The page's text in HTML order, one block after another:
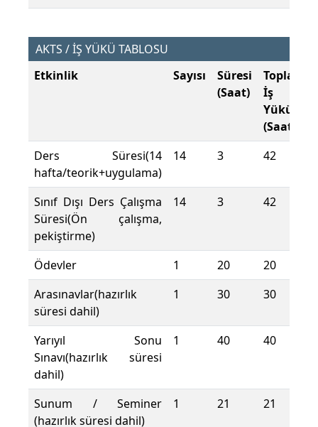
AKTS / İŞ YÜKÜ TABLOSU
Etkinlik
Sayısı
Süresi
(Saat)
Toplam
İş
Yükü
(Saat)
Ders Süresi(14
hafta/teorik+uygulama)
14 3 42
Sınıf Dışı Ders Çalışma
Süresi(Ön çalışma,
pekiştirme)
14 3 42
Ödevler 1 20
20
Arasınavlar(hazırlık
süresi dahil)
1 30 30
Yarıyıl Sonu
Sınavı(hazırlık süresi
dahil)
1 40 40
Sunum / Seminer
(hazırlık süresi dahil)
1 21 21